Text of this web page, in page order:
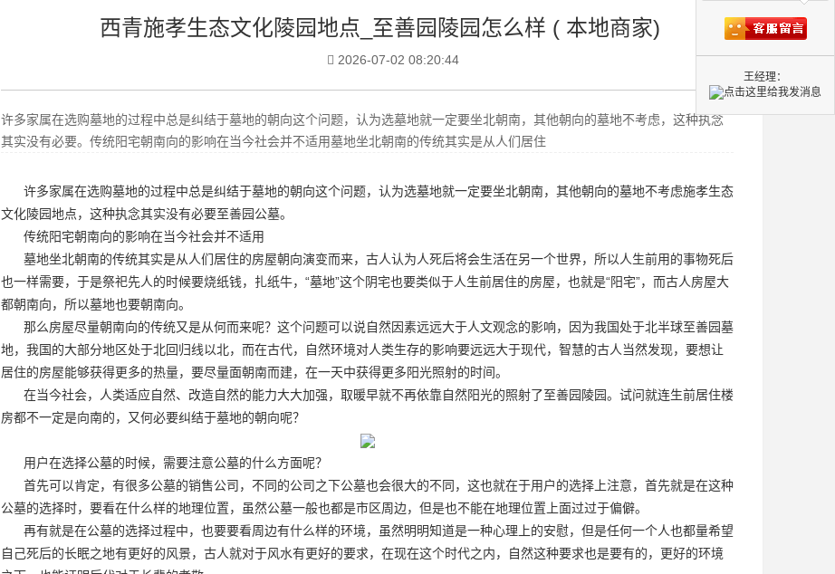
西青施孝生态文化陵园地点_至善园陵园怎么样 ( 本地商家)
2026-07-02 08:20:44
许多家属在选购墓地的过程中总是纠结于墓地的朝向这个问题，认为选墓地就一定要坐北朝南，其他朝向的墓地不考虑，这种执念
其实没有必要。传统阳宅朝南向的影响在当今社会并不适用墓地坐北朝南的传统其实是从人们居住
许多家属在选购墓地的过程中总是纠结于墓地的朝向这个问题，认为选墓地就一定要坐北朝南，其他朝向的墓地不考虑施孝生态
文化陵园地点，这种执念其实没有必要至善园公墓。
传统阳宅朝南向的影响在当今社会并不适用
墓地坐北朝南的传统其实是从人们居住的房屋朝向演变而来，古人认为人死后将会生活在另一个世界，所以人生前用的事物死后
也一样需要，于是祭祀先人的时候要烧纸钱，扎纸牛，“墓地”这个阴宅也要类似于人生前居住的房屋，也就是“阳宅”，而古人房屋大
都朝南向，所以墓地也要朝南向。
那么房屋尽量朝南向的传统又是从何而来呢？这个问题可以说自然因素远远大于人文观念的影响，因为我国处于北半球至善园墓
地，我国的大部分地区处于北回归线以北，而在古代，自然环境对人类生存的影响要远远大于现代，智慧的古人当然发现，要想让
居住的房屋能够获得更多的热量，要尽量面朝南而建，在一天中获得更多阳光照射的时间。
在当今社会，人类适应自然、改造自然的能力大大加强，取暖早就不再依靠自然阳光的照射了至善园陵园。试问就连生前居住楼
房都不一定是向南的，又何必要纠结于墓地的朝向呢？
用户在选择公墓的时候，需要注意公墓的什么方面呢？
首先可以肯定，有很多公墓的销售公司，不同的公司之下公墓也会很大的不同，这也就在于用户的选择上注意，首先就是在这种
公墓的选择时，要看在什么样的地理位置，虽然公墓一般也都是市区周边，但是也不能在地理位置上面过过于偏僻。
再有就是在公墓的选择过程中，也要要看周边有什么样的环境，虽然明明知道是一种心理上的安慰，但是任何一个人也都量希望
自己死后的长眠之地有更好的风景，古人就对于风水有更好的要求，在现在这个时代之内，自然这种要求也是要有的，更好的环境
王经理：